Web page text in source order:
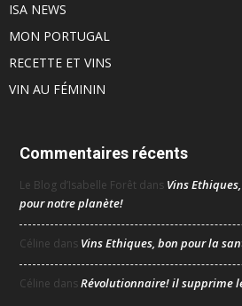
ISA NEWS
MON PORTUGAL
RECETTE ET VINS
VIN AU FÉMININ
Commentaires récents
Le Blog d’Isabelle Forêt dans Vins
pour notre planète!
Céline dans Vins Ethiques, bon pour la
Céline dansRévolutionnaire! il supprime